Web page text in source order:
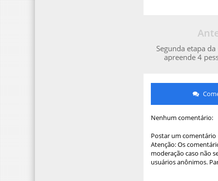
Segunda etapa
apreende 4
Nenhum comentário:
Postar um comentário
Atenção: Os
moderação caso não
usuários anônimos.